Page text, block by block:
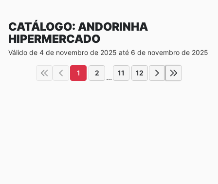
CATÁLOGO: ANDORINHA
HIPERMERCADO
Válido de 4 de novembro de 2025 até 6 de novembro de 2025
1 2 ... 11 12